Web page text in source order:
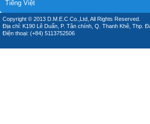
Tiếng Việt
Copyright © 2013 D.M.E.C Co.,Ltd, All Rights Reserved.
Địa chỉ: K190 Lê Duẩn, P. Tân chính, Q. Thanh Khê, Thp.
Điện thoại: (+84) 5113752506